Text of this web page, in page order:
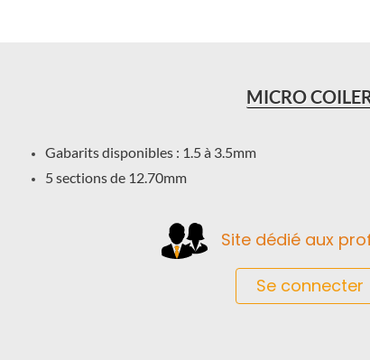
MICRO
Gabarits disponibles : 1.5 à 3.5mm
5 sections de 12.70mm
Site dédié aux
Se connecter